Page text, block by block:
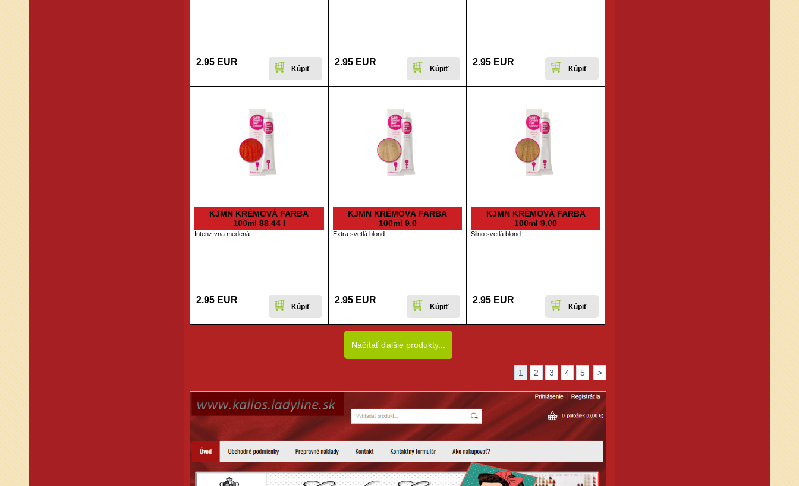
2.95 EUR 2.95 EUR 2.95 EUR
KJMN KRÉMOVÁ FARBA
100ml 88.44 I
Intenzívna medená
2.95 EUR
KJMN KRÉMOVÁ FARBA
100ml 9.0
Extra svetlá blond
2.95 EUR
KJMN KRÉMOVÁ FARBA
100ml 9.00
Silno svetlá blond
2.95 EUR
Načítať ďalšie produkty...
1 2 3 4 5 >